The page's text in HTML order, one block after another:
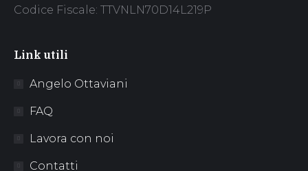
Codice Fiscale: TTVNLN70D14L219P
Link utili
Angelo Ottaviani
FAQ
Lavora con noi
Contatti